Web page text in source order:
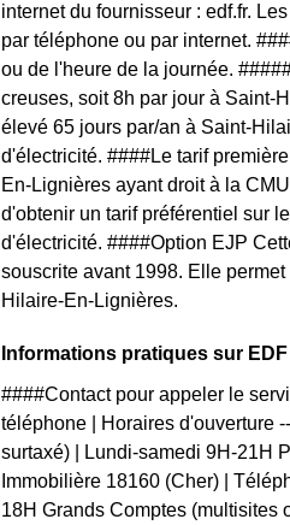
internet du fournisseur : edf.fr.
par téléphone ou par internet.
ou de l'heure de la journée.
creuses, soit 8h par jour à Saint-
élevé 65 jours par/an à Saint-
d'électricité. ####Le tarif
En-Lignières ayant droit à la
d'obtenir un tarif préférentiel sur
d'électricité. ####Option EJP
souscrite avant 1998. Elle
Hilaire-En-Lignières.
Informations pratiques sur
####Contact pour appeler le
téléphone | Horaires d'ouverture
surtaxé) | Lundi-samedi 9H-21H
Immobilière 18160 (Cher) |
18H Grands Comptes (multisites